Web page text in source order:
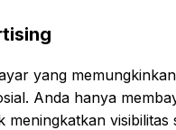
yang
Anda hanya